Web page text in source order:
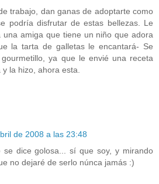
trabajo, dan ganas de adoptarte como
podría disfrutar de estas bellezas. Le
una amiga que tiene un niño que adora
la tarta de galletas le encantará- Se
ya que le envié una receta
la hizo, ahora esta.
de 2008 a las 23:48
se dice golosa... sí que soy, y mirando
no dejaré de serlo núnca jamás :)